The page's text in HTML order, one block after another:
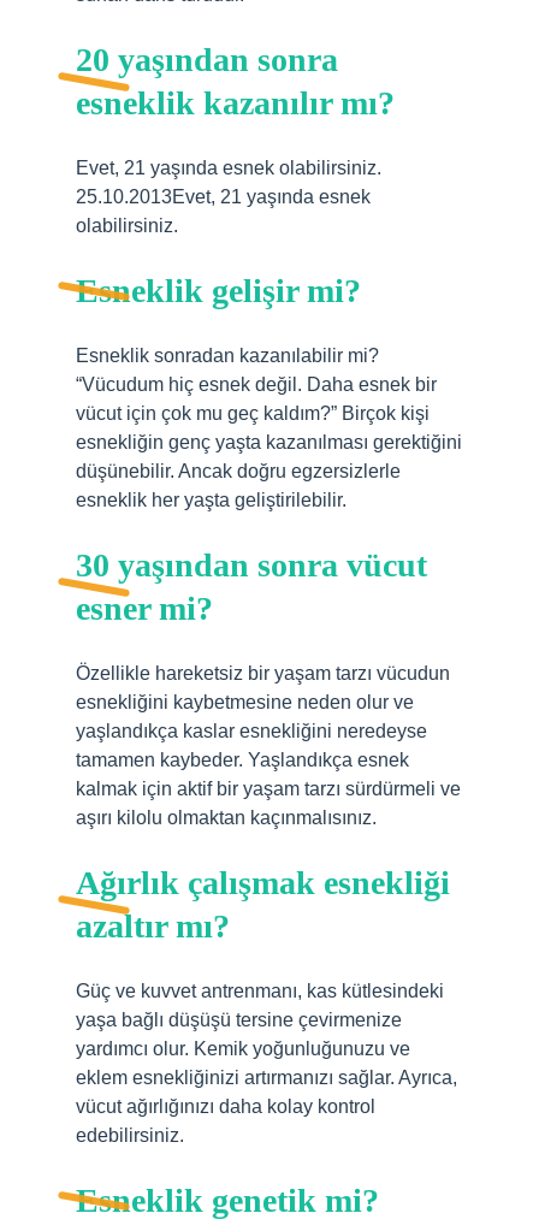
20 yaşından sonra
esneklik kazanılır mı?
Evet, 21 yaşında esnek olabilirsiniz.
25.10.2013Evet, 21 yaşında esnek
olabilirsiniz.
Esneklik gelişir mi?
Esneklik sonradan kazanılabilir mi?
“Vücudum hiç esnek değil. Daha esnek bir
vücut için çok mu geç kaldım?” Birçok kişi
esnekliğin genç yaşta kazanılması gerektiğini
düşünebilir. Ancak doğru egzersizlerle
esneklik her yaşta geliştirilebilir.
30 yaşından sonra vücut
esner mi?
Özellikle hareketsiz bir yaşam tarzı vücudun
esnekliğini kaybetmesine neden olur ve
yaşlandıkça kaslar esnekliğini neredeyse
tamamen kaybeder. Yaşlandıkça esnek
kalmak için aktif bir yaşam tarzı sürdürmeli ve
aşırı kilolu olmaktan kaçınmalısınız.
Ağırlık çalışmak esnekliği
azaltır mı?
Güç ve kuvvet antrenmanı, kas kütlesindeki
yaşa bağlı düşüşü tersine çevirmenize
yardımcı olur. Kemik yoğunluğunuzu ve
eklem esnekliğinizi artırmanızı sağlar. Ayrıca,
vücut ağırlığınızı daha kolay kontrol
edebilirsiniz.
Esneklik genetik mi?